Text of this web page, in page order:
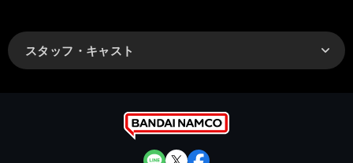
スタッフ・キャスト